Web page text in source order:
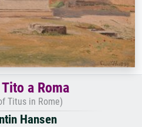
a Roma
Titus in Rome)
Hansen